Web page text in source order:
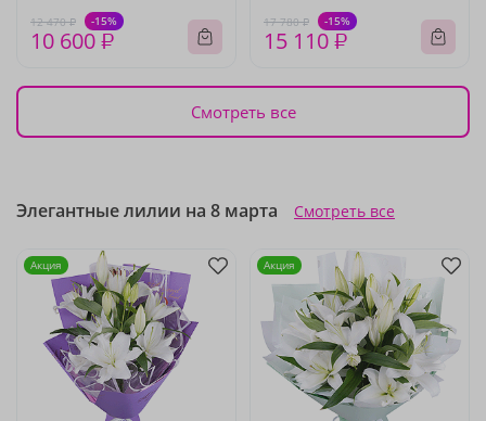
12 470 ₽ -15%
10 600 ₽
17 780 ₽ -15%
15 110 ₽
Смотреть все
Элегантные лилии на 8 марта Смотреть все
Акция Акция